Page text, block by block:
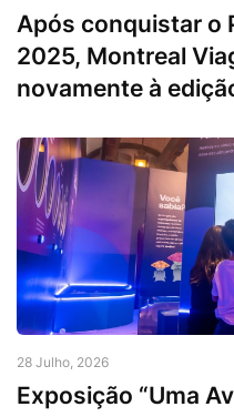
Após conquistar o
2025, Montreal
novamente à
28 Julho, 2026
Exposição “Uma